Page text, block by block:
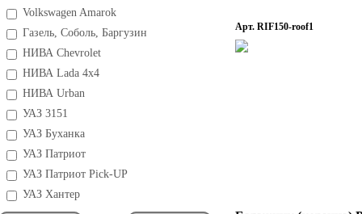
Volkswagen Amarok
Газель, Соболь, Баргузин
НИВА Chevrolet
НИВА Lada 4x4
НИВА Urban
УАЗ 3151
УАЗ Буханка
УАЗ Патриот
УАЗ Патриот Pick-UP
УАЗ Хантер
Арт. RIF150-roof1